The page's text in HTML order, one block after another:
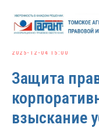
2025-12-04 15:00
Защита
взыскание